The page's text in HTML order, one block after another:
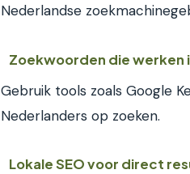
Nederlandse
Zoekwoorden die werken
Gebruik tools zoals Google
Nederlanders op zoeken.
Lokale SEO voor direct